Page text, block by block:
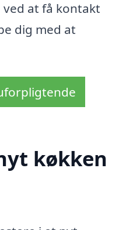
at få kontakt
dig med at
køkken